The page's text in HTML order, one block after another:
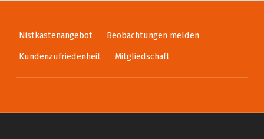
Nistkastenangebot
Beobachtungen melden
Kundenzufriedenheit
Mitgliedschaft